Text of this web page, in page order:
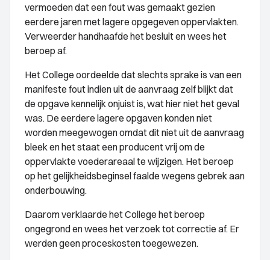
vermoeden dat een fout was gemaakt gezien
eerdere jaren met lagere opgegeven oppervlakten.
Verweerder handhaafde het besluit en wees het
beroep af.
Het College oordeelde dat slechts sprake is van een
manifeste fout indien uit de aanvraag zelf blijkt dat
de opgave kennelijk onjuist is, wat hier niet het geval
was. De eerdere lagere opgaven konden niet
worden meegewogen omdat dit niet uit de aanvraag
bleek en het staat een producent vrij om de
oppervlakte voederareaal te wijzigen. Het beroep
op het gelijkheidsbeginsel faalde wegens gebrek aan
onderbouwing.
Daarom verklaarde het College het beroep
ongegrond en wees het verzoek tot correctie af. Er
werden geen proceskosten toegewezen.